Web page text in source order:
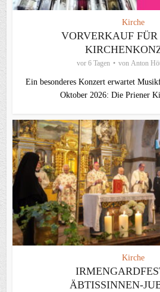
Kirche
VORVERKAUF FÜR
vor 6 Tagen von Anton
Ein besonderes Konzert erwartet
Oktober 2026: Die Priener
Kirche
ÄBTISSINNEN-